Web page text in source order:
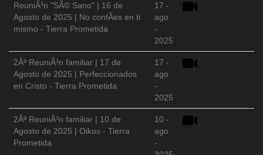
ReuniÃ³n "SÃ© Sano" | 16 de
Agosto de 2025 | No confÃ­es en ti
mismo - Tierra Prometida
17 -
ago
-
2025
2Âª ReuniÃ³n familiar | 17 de
Agosto de 2025 | Perfeccionados
en Cristo - Tierra Prometida
17 -
ago
-
2025
2Âª ReuniÃ³n familiar | 10 de
Agosto de 2025 | Oikos - Tierra
Prometida
10 -
ago
-